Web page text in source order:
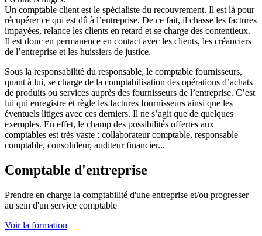
Un comptable client est le spécialiste du recouvrement. Il est là pour
récupérer ce qui est dû à l’entreprise. De ce fait, il chasse les factures
impayées, relance les clients en retard et se charge des contentieux.
Il est donc en permanence en contact avec les clients, les créanciers
de l’entreprise et les huissiers de justice.
Sous la responsabilité du responsable, le comptable fournisseurs,
quant à lui, se charge de la comptabilisation des opérations d’achats
de produits ou services auprès des fournisseurs de l’entreprise. C’est
lui qui enregistre et règle les factures fournisseurs ainsi que les
éventuels litiges avec ces derniers. Il ne s’agit que de quelques
exemples. En effet, le champ des possibilités offertes aux
comptables est très vaste : collaborateur comptable, responsable
comptable, consolideur, auditeur financier...
Comptable d'entreprise
Prendre en charge la comptabilité d'une entreprise et/ou progresser
au sein d'un service comptable
Voir la formation